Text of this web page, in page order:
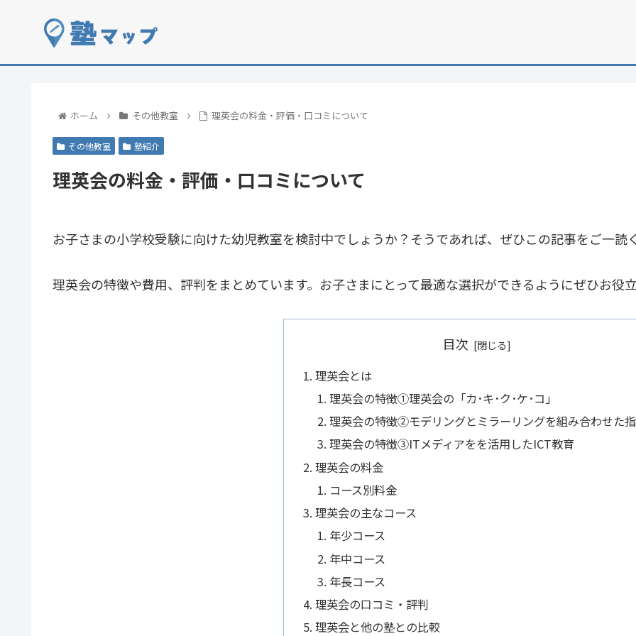
ホーム その他教室 理英会の料金・評価・口コミについて
その他教室 塾紹介
理英会の料金・評価・口コミについて
お子さまの小学校受験に向けた幼児教室を検討中でしょうか？そうであれば、ぜひこの記事をご一読
理英会の特徴や費用、評判をまとめています。お子さまにとって最適な選択ができるようにぜひお役
目次
理英会とは
理英会の特徴①理英会の「カ･キ･ク･ケ･コ」
理英会の特徴②モデリングとミラーリングを組み合わせた
理英会の特徴➂ITメディアをを活用したICT教育
理英会の料金
コース別料金
理英会の主なコース
年少コース
年中コース
年長コース
理英会の口コミ・評判
理英会と他の塾との比較